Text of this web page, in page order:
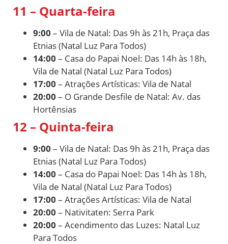
11 – Quarta-feira
9:00 – Vila de Natal: Das 9h às 21h, Praça das
Etnias (Natal Luz Para Todos)
14:00 – Casa do Papai Noel: Das 14h às 18h,
Vila de Natal (Natal Luz Para Todos)
17:00 – Atrações Artísticas: Vila de Natal
20:00 – O Grande Desfile de Natal: Av. das
Hortênsias
12 – Quinta-feira
9:00 – Vila de Natal: Das 9h às 21h, Praça das
Etnias (Natal Luz Para Todos)
14:00 – Casa do Papai Noel: Das 14h às 18h,
Vila de Natal (Natal Luz Para Todos)
17:00 – Atrações Artísticas: Vila de Natal
20:00 – Nativitaten: Serra Park
20:00 – Acendimento das Luzes: Natal Luz
Para Todos